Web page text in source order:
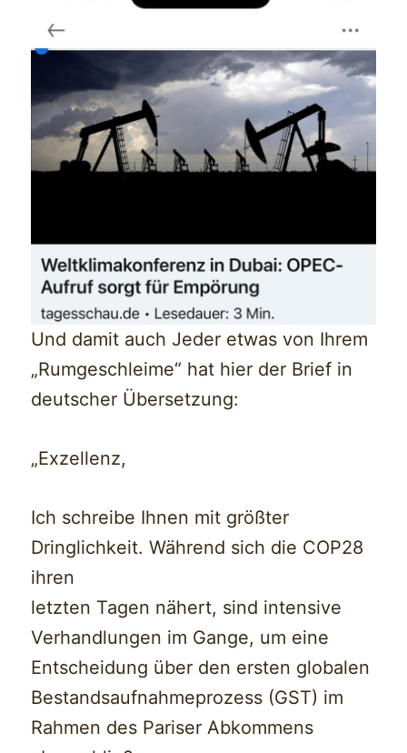
Und damit auch Jeder etwas von Ihrem
„Rumgeschleime“ hat hier der Brief in
deutscher Übersetzung:
„Exzellenz,
Ich schreibe Ihnen mit größter
Dringlichkeit. Während sich die COP28
ihren
letzten Tagen nähert, sind intensive
Verhandlungen im Gange, um eine
Entscheidung über den ersten globalen
Bestandsaufnahmeprozess (GST) im
Rahmen des Pariser Abkommens